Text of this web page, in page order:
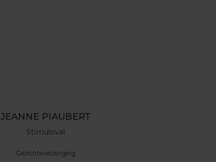
JEANNE PIAUBERT
Stimuloval
Gezichtsverzorging